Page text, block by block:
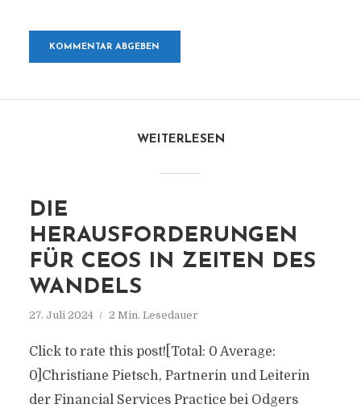
WEITERLESEN
DIE
HERAUSFORDERUNGEN
FÜR CEOS IN ZEITEN DES
WANDELS
27. Juli 2024 2 Min. Lesedauer
Click to rate this post![Total: 0 Average:
0]Christiane Pietsch, Partnerin und Leiterin
der Financial Services Practice bei Odgers